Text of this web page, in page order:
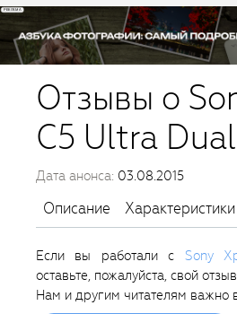
Отзывы о
C5 Ultra Dual
Дата анонса: 03.08.2015
Описание Характеристики
Если вы работали с Sony
оставьте, пожалуйста, свой
Нам и другим читателям важно